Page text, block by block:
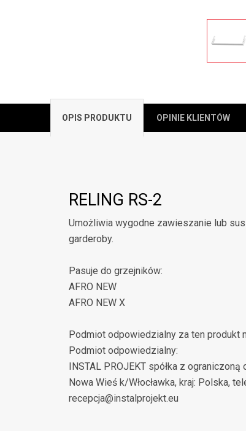
OPIS PRODUKTU OPINIE KLIENTÓW
RELING RS-2
Umożliwia wygodne zawieszanie lub
garderoby.
Pasuje do grzejników:
AFRO NEW
AFRO NEW X
Podmiot odpowiedzialny za ten produkt
Podmiot odpowiedzialny:
INSTAL PROJEKT spółka z
Nowa Wieś k/Włocławka, kraj: Polska,
recepcja@instalprojekt.eu